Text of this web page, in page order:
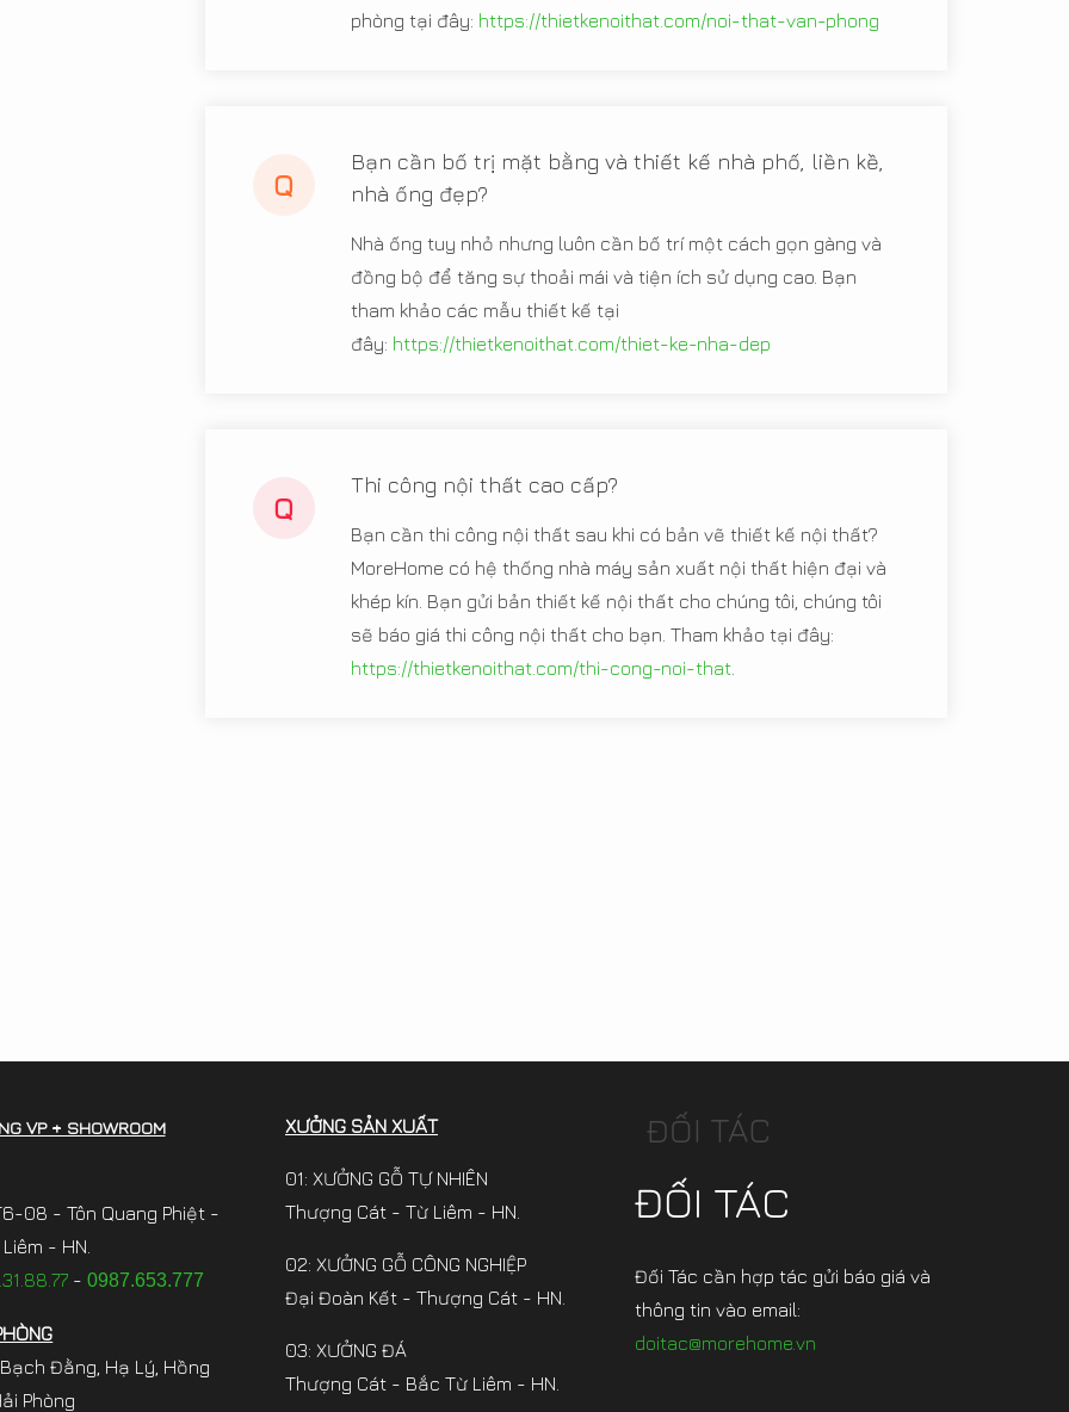
phòng tại đây: https://thietkenoithat.com/noi-that-van-phong
Q
Bạn cần bố trị mặt bằng và thiết kế nhà phố, liền kề,
nhà ống đẹp?
Nhà ống tuy nhỏ nhưng luôn cần bố trí một cách gọn gàng và
đồng bộ để tăng sự thoải mái và tiện ích sử dụng cao. Bạn
tham khảo các mẫu thiết kế tại
đây: https://thietkenoithat.com/thiet-ke-nha-dep
Q
Thi công nội thất cao cấp?
Bạn cần thi công nội thất sau khi có bản vẽ thiết kế nội thất?
MoreHome có hệ thống nhà máy sản xuất nội thất hiện đại và
khép kín. Bạn gửi bản thiết kế nội thất cho chúng tôi, chúng tôi
sẽ báo giá thi công nội thất cho bạn. Tham khảo tại đây:
https://thietkenoithat.com/thi-cong-noi-that.
VP + SHOWROOM
08 - Tôn Quang Phiệt -
- HN.
- 0987.653.777
Đằng, Hạ Lý, Hồng
Phòng
XƯỞNG SẢN XUẤT
01: XƯỞNG GỖ TỰ NHIÊN
Thượng Cát - Từ Liêm - HN.
02: XƯỞNG GỖ CÔNG NGHIỆP
Đại Đoàn Kết - Thượng Cát - HN.
03: XƯỞNG ĐÁ
Thượng Cát - Bắc Từ Liêm - HN.
ĐỐI TÁC
ĐỐI TÁC
Đối Tác cần hợp tác gửi báo giá và
thông tin vào email:
doitac@morehome.vn